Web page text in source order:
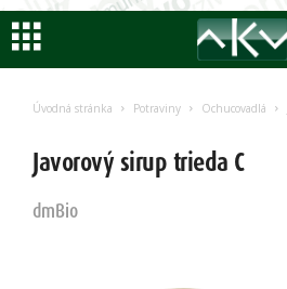
Encyklopedia
AKV
Úvodná stránka Potraviny Ochucovadlá
Javorový sirup trieda C
dmBio